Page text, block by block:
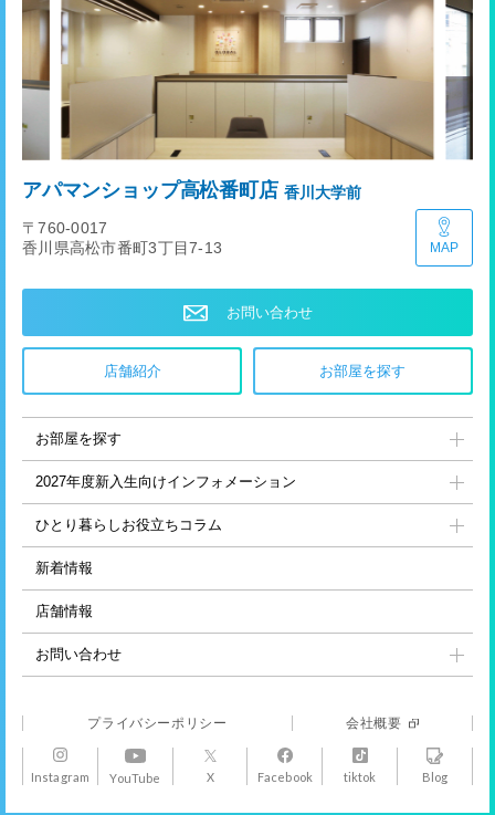
アパマンショップ高松番町店 香川大学前
〒760-0017
香川県高松市番町3丁目7-13
MAP
お問い合わせ
店舗紹介 お部屋を探す
お部屋を探す
2027年度新入生向けインフォメーション
ひとり暮らし お役立ちコラム
新着情報
店舗情報
お問い合わせ
Instagram YouTube X Facebook tiktok Blog
プライバシーポリシー 会社概要